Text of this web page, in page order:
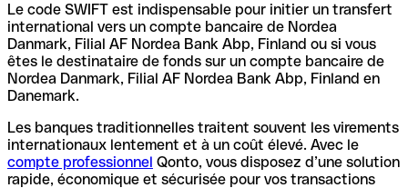
Le code SWIFT est indispensable pour initier un transfert
international vers un compte bancaire de Nordea
Danmark, Filial AF Nordea Bank Abp, Finland ou si vous
êtes le destinataire de fonds sur un compte bancaire de
Nordea Danmark, Filial AF Nordea Bank Abp, Finland en
Danemark.
Les banques traditionnelles traitent souvent les virements
internationaux lentement et à un coût élevé. Avec le
compte professionnel Qonto, vous disposez d’une solution
rapide, économique et sécurisée pour vos transactions